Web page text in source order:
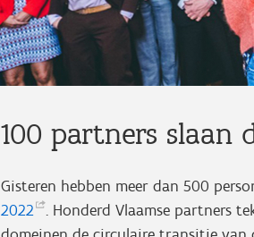
100 partners slaan
Gisteren hebben meer dan 500
2022
. Honderd Vlaamse partners